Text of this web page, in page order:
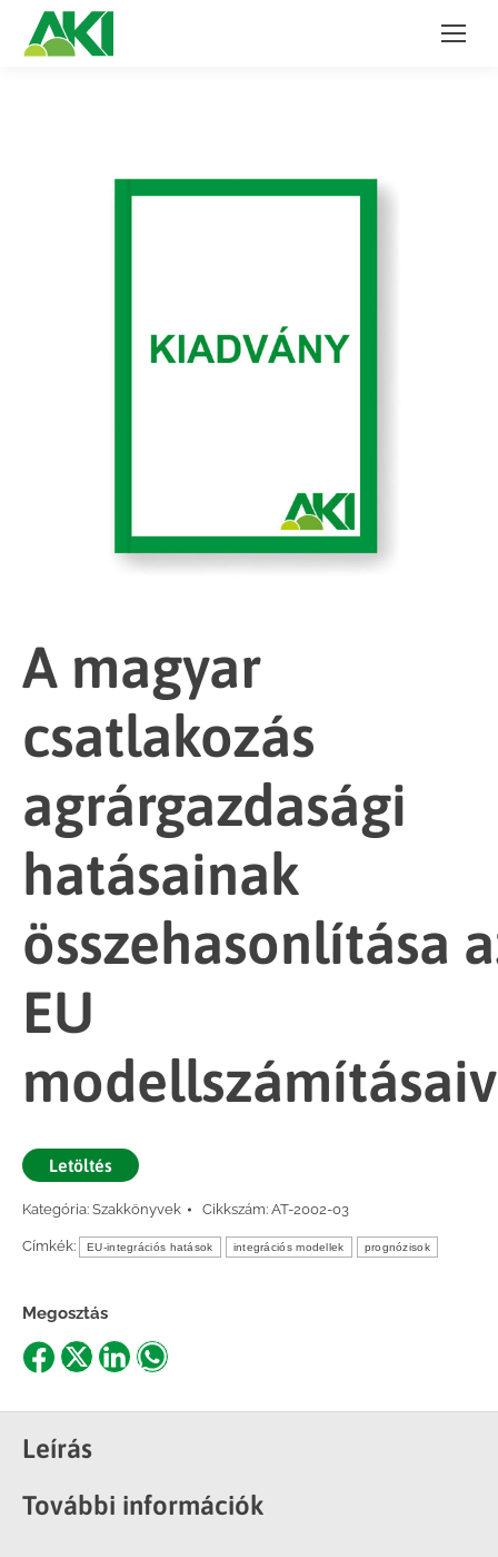
A magyar
csatlakozás
agrárgazdasági
hatásainak
összehasonlítása
EU
Letöltés
Kategória: Szakkönyvek Cikkszám: AT-2002-03
Címkék: EU-integrációs hatások integrációs modellek prognózisok
Megosztás
Share
Facebook
Share
X
ShareShare
Leírás
További információk